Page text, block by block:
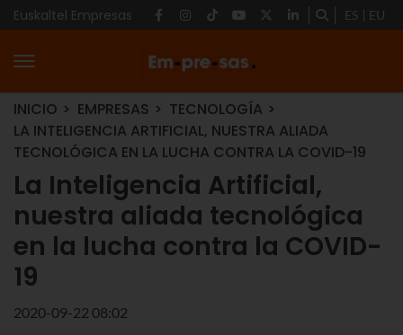
Euskaltel Empresas ES EU
INICIO EMPRESAS
TECNOLOGÍA
LA INTELIGENCIA ARTIFICIAL, NUESTRA ALIADA
TECNOLÓGICA EN LA LUCHA CONTRA LA COVID-19
La Inteligencia Artificial,
nuestra aliada tecnológica
en la lucha contra la COVID-
19
2020-09-22 08:02